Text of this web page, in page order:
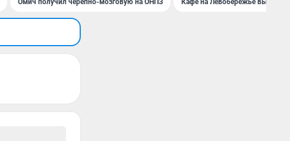
Омич получил черепно-мозговую на ОНПЗ Кафе на Левобережье